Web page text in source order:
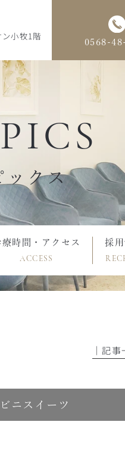
小牧1階
0568-
療時間・アクセス
ACCESS
採
ックス
│記事
ニスイーツ